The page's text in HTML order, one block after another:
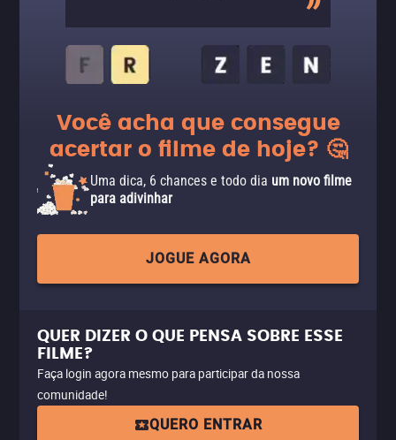
Você acha que consegue
acertar o filme de hoje? 🤔
Uma dica, 6 chances e todo dia um novo filme
para adivinhar
JOGUE AGORA
QUER DIZER O QUE PENSA SOBRE ESSE
FILME?
Faça login agora mesmo para participar da nossa
comunidade!
QUERO ENTRAR